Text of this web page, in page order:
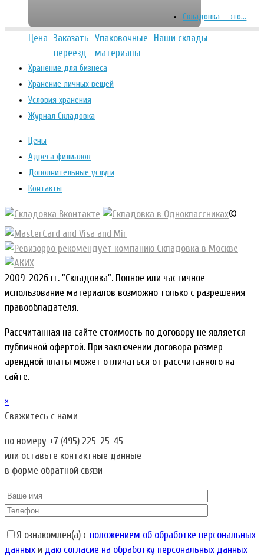
Цена Заказать
переезд
Упаковочные
материалы
Наши склады
Складовка – это…
Хранение для бизнеса
Хранение личных вещей
Условия хранения
Журнал Складовка
Цены
Адреса филиалов
Дополнительные услуги
Контакты
©
2009-2026 гг. "Складовка". Полное или частичное
использование материалов возможно только с разрешения
правообладателя.
Рассчитанная на сайте стоимость по договору не является
публичной офертой. При заключении договора размер
арендной платы может отличаться от рассчитанного на
сайте.
×
Свяжитесь с нами
по номеру +7 (495) 225-25-45
или оставьте контактные данные
в форме обратной связи
Я ознакомлен(а) с положением об обработке персональных
данных и даю согласие на обработку персональных данных